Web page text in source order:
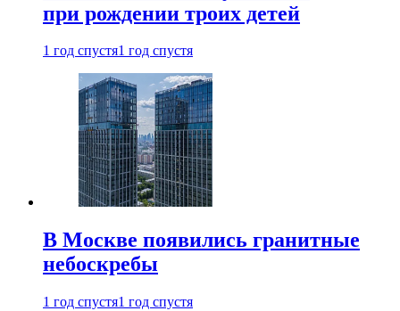
при рождении троих детей
1 год спустя1 год спустя
В Москве появились гранитные
небоскребы
1 год спустя1 год спустя